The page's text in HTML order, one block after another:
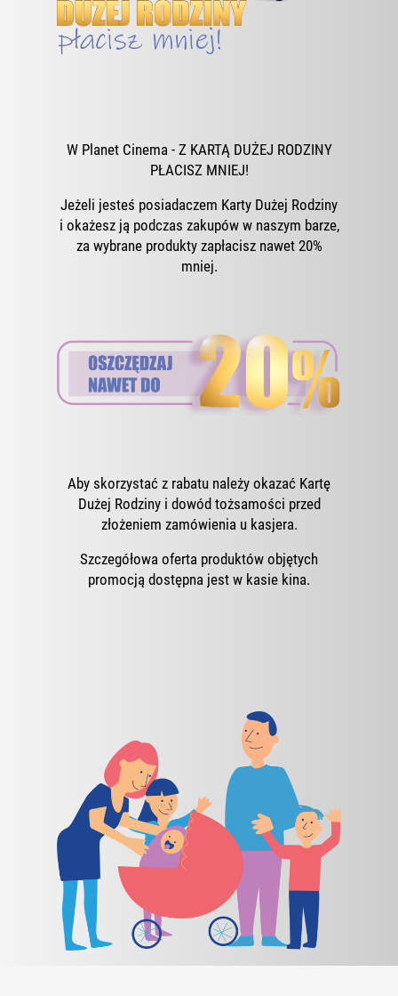
W Planet Cinema - Z KARTĄ DUŻEJ RODZINY
PŁACISZ MNIEJ!
Jeżeli jesteś posiadaczem Karty Dużej Rodziny
i okażesz ją podczas zakupów w naszym barze,
za wybrane produkty zapłacisz nawet 20%
mniej.
Aby skorzystać z rabatu należy okazać Kartę
Dużej Rodziny i dowód tożsamości przed
złożeniem zamówienia u kasjera.
Szczegółowa oferta produktów objętych
promocją dostępna jest w kasie kina.
ZOBACZ WIĘCEJ